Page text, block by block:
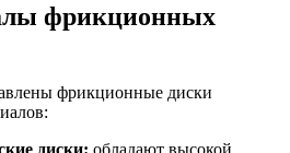
фрикционных
фрикционные диски
диски: обладают высокой